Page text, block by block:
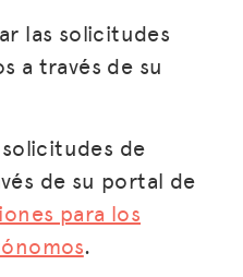
las solicitudes
a través de su
de
de su portal de
para los
.